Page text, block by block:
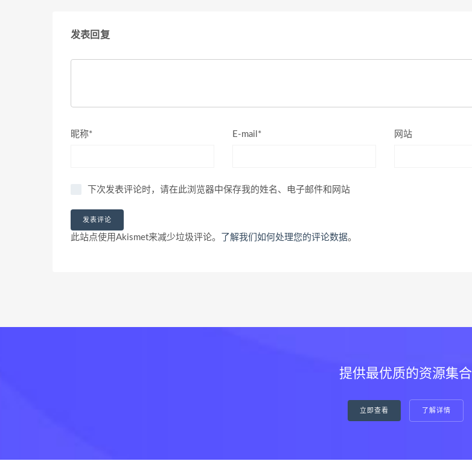
发表回复
昵称* E-mail* 网站
下次发表评论时，请在此浏览器中保存我的姓名、电子邮件和网站
此站点使用Akismet来减少垃圾评论。 了解我们如何处理您的评论数据。
提供最优质的资源集合
立即查看 了解详情